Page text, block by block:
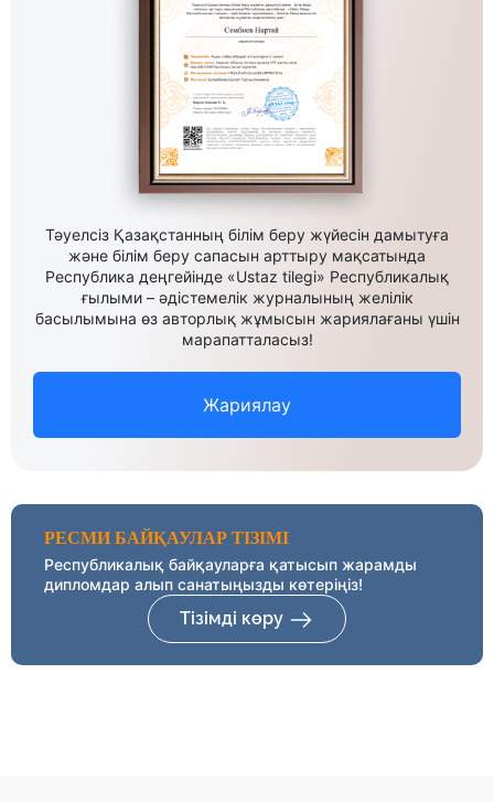
Тәуелсіз Қазақстанның білім беру жүйесін дамытуға
және білім беру сапасын арттыру мақсатында
Республика деңгейінде «Ustaz tilegi» Республикалық
ғылыми – әдістемелік журналының желілік
басылымына өз авторлық жұмысын жариялағаны үшін
марапатталасыз!
Жариялау
РЕСМИ БАЙҚАУЛАР ТІЗІМІ
Республикалық байқауларға қатысып жарамды
дипломдар алып санатыңызды көтеріңіз!
Тізімді көру